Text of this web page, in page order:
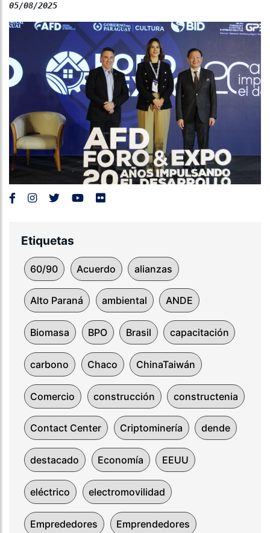
05/08/2025
Etiquetas
60/90 Acuerdo alianzas
Alto Paraná ambiental ANDE
Biomasa BPO Brasil capacitación
carbono Chaco ChinaTaiwán
Comercio construcción constructenia
Contact Center Criptominería dende
destacado Economía EEUU
eléctrico electromovilidad
Emprededores Emprendedores